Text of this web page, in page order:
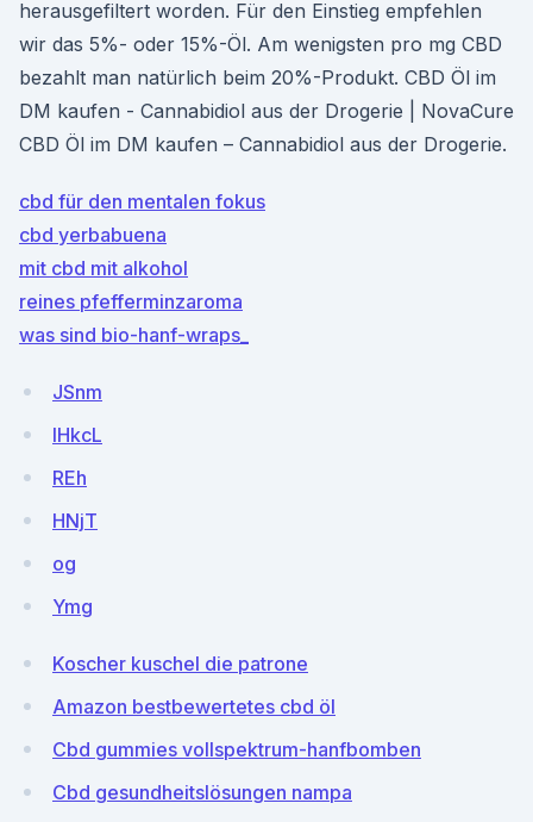
herausgefiltert worden. Für den Einstieg empfehlen
wir das 5%- oder 15%-Öl. Am wenigsten pro mg CBD
bezahlt man natürlich beim 20%-Produkt. CBD Öl im
DM kaufen - Cannabidiol aus der Drogerie | NovaCure
CBD Öl im DM kaufen – Cannabidiol aus der Drogerie.
cbd für den mentalen fokus
cbd yerbabuena
mit cbd mit alkohol
reines pfefferminzaroma
was sind bio-hanf-wraps_
JSnm
lHkcL
REh
HNjT
og
Ymg
Koscher kuschel die patrone
Amazon bestbewertetes cbd öl
Cbd gummies vollspektrum-hanfbomben
Cbd gesundheitslösungen nampa